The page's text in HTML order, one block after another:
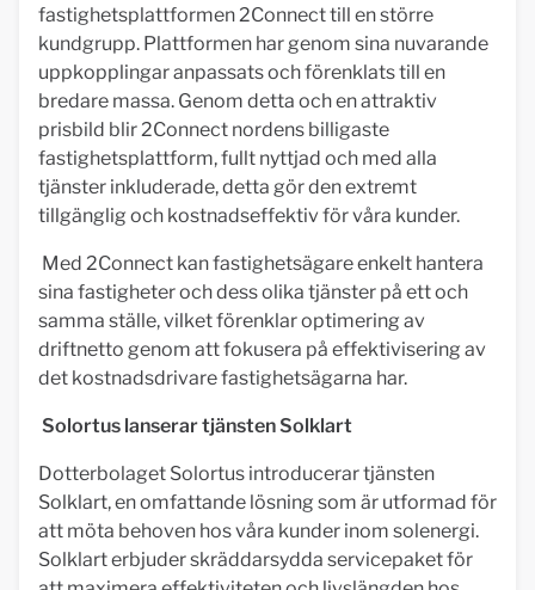
fastighetsplattformen 2Connect till en större
kundgrupp. Plattformen har genom sina nuvarande
uppkopplingar anpassats och förenklats till en
bredare massa. Genom detta och en attraktiv
prisbild blir 2Connect nordens billigaste
fastighetsplattform, fullt nyttjad och med alla
tjänster inkluderade, detta gör den extremt
tillgänglig och kostnadseffektiv för våra kunder.
Med 2Connect kan fastighetsägare enkelt hantera
sina fastigheter och dess olika tjänster på ett och
samma ställe, vilket förenklar optimering av
driftnetto genom att fokusera på effektivisering av
det kostnadsdrivare fastighetsägarna har.
Solortus lanserar tjänsten Solklart
Dotterbolaget Solortus introducerar tjänsten
Solklart, en omfattande lösning som är utformad för
att möta behoven hos våra kunder inom solenergi.
Solklart erbjuder skräddarsydda servicepaket för